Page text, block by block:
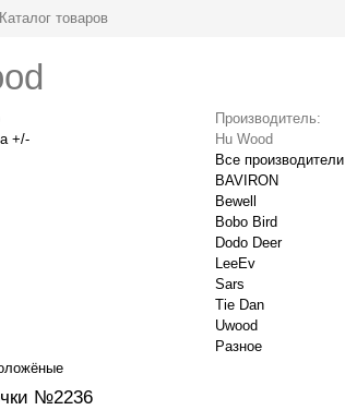
Каталог товаров
+/-
Производитель:
Hu Wood
Все производители
BAVIRON
Bewell
Bobo Bird
Dodo Deer
LeeEv
Sars
Tie Dan
Uwood
Разное
№2236